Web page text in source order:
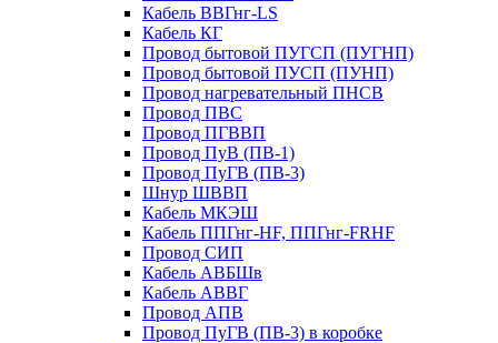
Кабель ВВГнг-LS
Кабель КГ
Провод бытовой ПУГСП (ПУГНП)
Провод бытовой ПУСП (ПУНП)
Провод нагревательный ПНСВ
Провод ПВС
Провод ПГВВП
Провод ПуВ (ПВ-1)
Провод ПуГВ (ПВ-3)
Шнур ШВВП
Кабель МКЭШ
Кабель ППГнг-HF, ППГнг-FRHF
Провод СИП
Кабель АВБШв
Кабель АВВГ
Провод АПВ
Провод ПуГВ (ПВ-3) в коробке